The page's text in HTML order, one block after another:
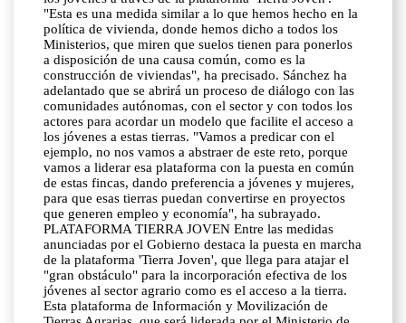
"Esta es una medida similar a lo que hemos hecho en la
política de vivienda, donde hemos dicho a todos los
Ministerios, que miren que suelos tienen para ponerlos
a disposición de una causa común, como es la
construcción de viviendas", ha precisado. Sánchez ha
adelantado que se abrirá un proceso de diálogo con las
comunidades autónomas, con el sector y con todos los
actores para acordar un modelo que facilite el acceso a
los jóvenes a estas tierras. "Vamos a predicar con el
ejemplo, no nos vamos a abstraer de este reto, porque
vamos a liderar esa plataforma con la puesta en común
de estas fincas, dando preferencia a jóvenes y mujeres,
para que esas tierras puedan convertirse en proyectos
que generen empleo y economía", ha subrayado.
PLATAFORMA TIERRA JOVEN Entre las medidas
anunciadas por el Gobierno destaca la puesta en marcha
de la plataforma 'Tierra Joven', que llega para atajar el
"gran obstáculo" para la incorporación efectiva de los
jóvenes al sector agrario como es el acceso a la tierra.
Esta plataforma de Información y Movilización de